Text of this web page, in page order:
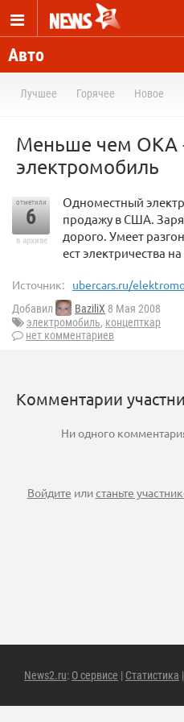
Авто
Лучшее Горячее Новое
Меньше чем ОКА
электромобиль
отметили
6
в архиве
Одноместный
продажу в США.
дорого. Умеет
ест электричества
Источник: ubercars.ru/
Добавил BaziliX 8 Мая 2008
электромобиль, концепткар
нет комментариев
Комментарии
Ни одного
Войдите илистаньте
News2.ru: О сервисе | Статистика